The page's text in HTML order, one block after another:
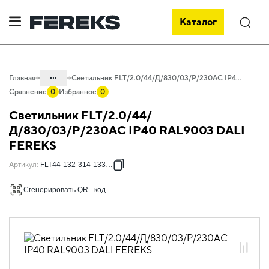
Каталог Поиск
Главная ...
Проектное освещение FEREKS
Светильники для внутреннего
FLT 2.0
Светильник FLT/2.0/44/Д/830/03/P/230AC IP40 RAL9003 DALI FEREKS
Сравнение 0 Избранное 0
Светильник FLT/2.0/44/
Д/830/03/P/230AC IP40 RAL9003 DALI
FEREKS
Артикул: FLT44-132-314-133419
Сгенерировать QR - код